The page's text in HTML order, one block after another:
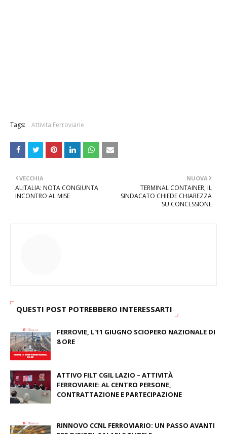
Tags: Attivita Ferroviarie
NUOVA
TERMINAL CONTAINER, IL
SINDACATO CHIEDE CHIAREZZA
SU CONCESSIONE
VECCHIA
ALITALIA: NOTA CONGIUNTA
INCONTRO AL MISE
QUESTI POST POTREBBERO INTERESSARTI
FERROVIE, L'11 GIUGNO SCIOPERO NAZIONALE DI
8 ORE
ATTIVO FILT CGIL LAZIO – ATTIVITÀ
FERROVIARIE: AL CENTRO PERSONE,
CONTRATTAZIONE E PARTECIPAZIONE
RINNOVO CCNL FERROVIARIO: UN PASSO AVANTI